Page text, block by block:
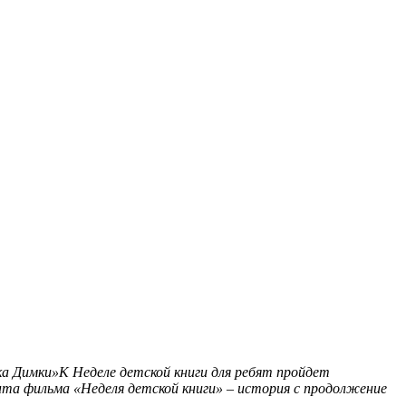
Димки»К Неделе детской книги для ребят пройдет
фильма «Неделя детской книги» – история с продолжение